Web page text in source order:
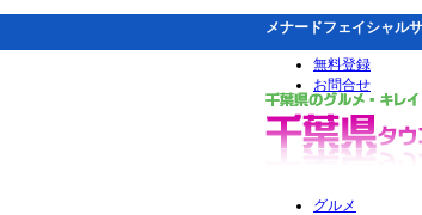
メナードフェイシャル
無料登録
お問合せ
グルメ